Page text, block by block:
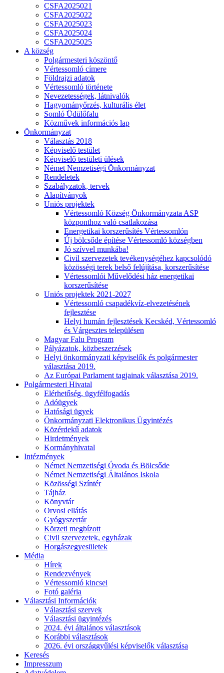
CSFA2025021
CSFA2025022
CSFA2025023
CSFA2025024
CSFA2025025
A község
Polgármesteri köszöntő
Vértessomló címere
Földrajzi adatok
Vértessomló története
Nevezetességek, látnivalók
Hagyományőrzés, kulturális élet
Somló Üdülőfalu
Közművek információs lap
Önkormányzat
Választás 2018
Képviselő testület
Képviselő testületi ülések
Német Nemzetiségi Önkormányzat
Rendeletek
Szabályzatok, tervek
Alapítványok
Uniós projektek
Vértessomló Község Önkormányzata ASP
központhoz való csatlakozása
Energetikai korszerűsítés Vértessomlón
Új bölcsőde építése Vértessomló községben
Jó szívvel munkába!
Civil szervezetek tevékenységéhez kapcsolódó
közösségi terek belső felújítása, korszerűsítése
Vértessomlói Művelődési ház energetikai
korszerűsítése
Uniós projektek 2021-2027
Vértessomló csapadékvíz-elvezetésének
fejlesztése
Helyi humán fejlesztések Kecskéd, Vértessomló
és Várgesztes településen
Magyar Falu Program
Pályázatok, közbeszerzések
Helyi önkormányzati képviselők és polgármester
választása 2019.
Az Európai Parlament tagjainak választása 2019.
Polgármesteri Hivatal
Elérhetőség, ügyfélfogadás
Adóügyek
Hatósági ügyek
Önkormányzati Elektronikus Ügyintézés
Közérdekű adatok
Hirdetmények
Kormányhivatal
Intézmények
Német Nemzetiségi Óvoda és Bölcsőde
Német Nemzetiségi Általános Iskola
Közösségi Színtér
Tájház
Könyvtár
Orvosi ellátás
Gyógyszertár
Körzeti megbízott
Civil szervezetek, egyházak
Horgászegyesületek
Média
Hírek
Rendezvények
Vértessomló kincsei
Fotó galéria
Választási Információk
Választási szervek
Választási ügyintézés
2024. évi általános választások
Korábbi választások
2026. évi országgyűlési képviselők választása
Keresés
Impresszum